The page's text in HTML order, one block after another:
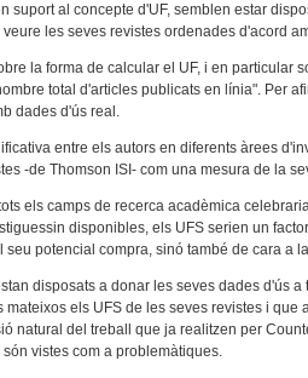
suport al concepte d'UF, semblen estar
les seves revistes ordenades d'acord
la forma de calcular el UF, i en particular
total d'articles publicats en línia". Per
dades d'ús real.
entre els autors en diferents àrees
-de Thomson ISI- com una mesura de la
els camps de recerca acadèmica
disponibles, els UFS serien un
potencial compra, sinó també de cara a
disposats a donar les seves dades d'ús
els UFS de les seves revistes i que
natural del treball que ja realitzen per
vistes com a problemàtiques.